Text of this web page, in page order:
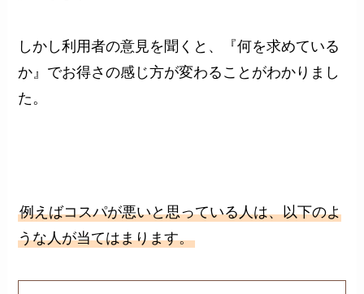
しかし利用者の意見を聞くと、『何を求めている
か』でお得さの感じ方が変わることがわかりまし
た。
例えばコスパが悪いと思っている人は、以下のよ
うな人が当てはまります。